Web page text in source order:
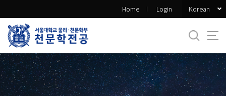
로
메
뉴
Home Login Korean